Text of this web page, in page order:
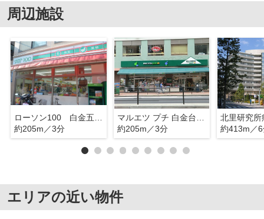
周辺施設
ローソン100 白金五丁目
約205m／3分
マルエツ プチ 白金台プラチナ通り店
約205m／3分
北里研究所
約413m／
エリアの近い物件